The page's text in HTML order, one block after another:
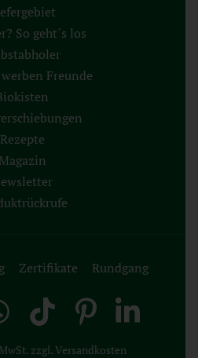
So geht´s los
Freunde
Rezepte
Magazin
Zertifikate Rundgang
zzgl. Versandkosten